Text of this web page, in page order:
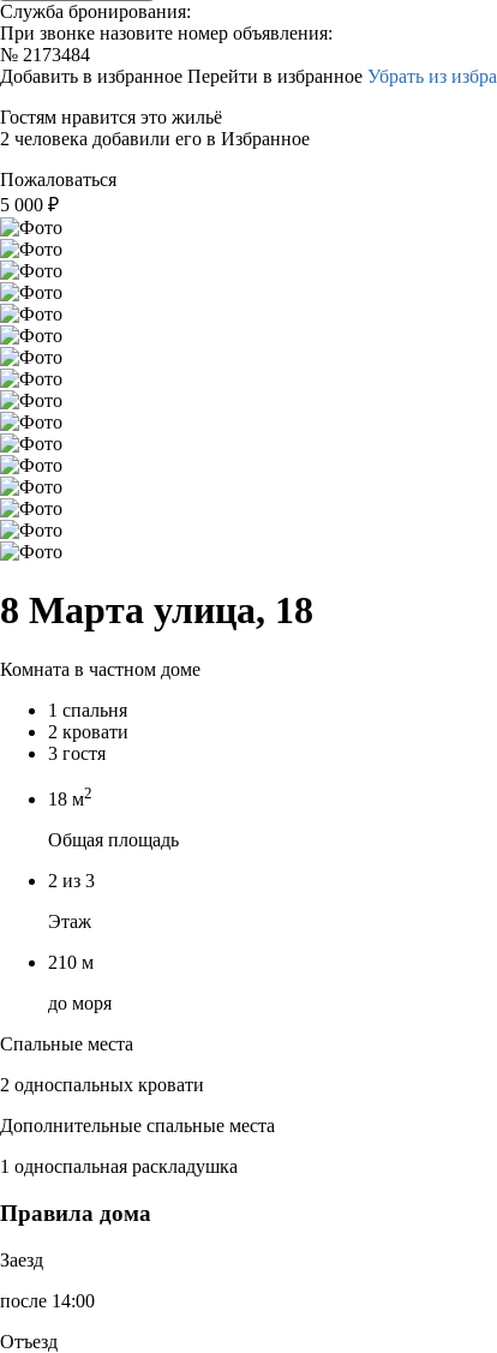
Служба бронирования:
При звонке назовите номер объявления:
№ 2173484
Добавить в избранное Перейти в избранное Убрать из
Гостям нравится это жильё
2 человека добавили его в Избранное
Пожаловаться
5 000 ₽
8 Марта улица, 18
Комната в частном доме
1 спальня
2 кровати
3 гостя
18 м2
Общая площадь
2 из 3
Этаж
210 м
до моря
Спальные места
2 односпальных кровати
Дополнительные спальные места
1 односпальная раскладушка
Правила дома
Заезд
после 14:00
Отъезд